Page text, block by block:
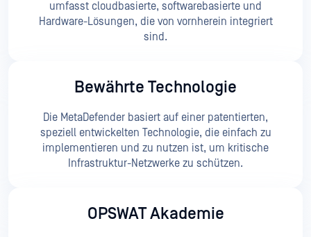
umfasst cloudbasierte, softwarebasierte und
Hardware-Lösungen, die von vornherein integriert
sind.
Bewährte Technologie
Die MetaDefender basiert auf einer patentierten,
speziell entwickelten Technologie, die einfach zu
implementieren und zu nutzen ist, um kritische
Infrastruktur-Netzwerke zu schützen.
OPSWAT Akademie